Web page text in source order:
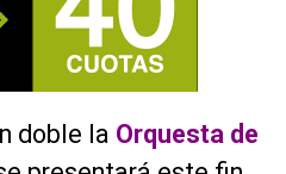
doble la Orquesta de